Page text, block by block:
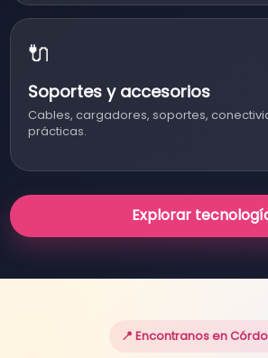
🔌
Soportes y accesorios
Cables, cargadores, soportes,
prácticas.
Explorar
📍 Encontranos en